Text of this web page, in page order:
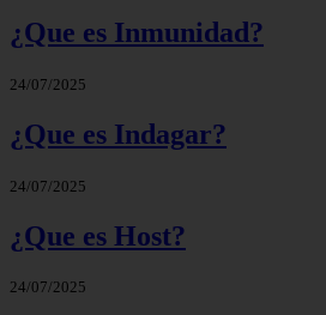
¿Que es Inmunidad?
24/07/2025
¿Que es Indagar?
24/07/2025
¿Que es Host?
24/07/2025